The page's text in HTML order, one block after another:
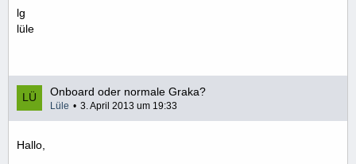
lg
lüle
Onboard oder normale Graka?
Lüle 3. April 2013 um 19:33
Hallo,